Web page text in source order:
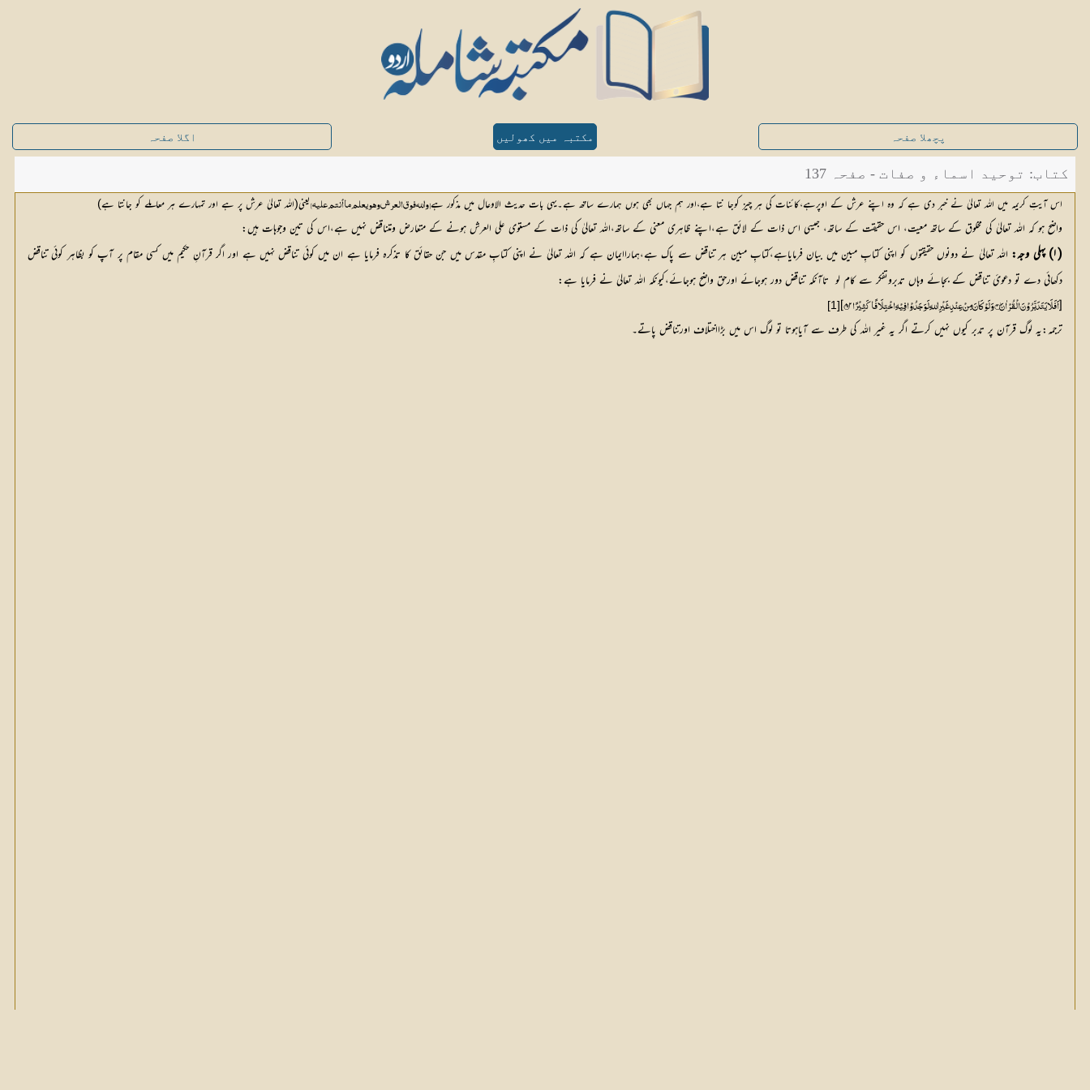
پچھلا صفحہ مکتبہ میں کھولیں اگلا صفحہ
کتاب: توحید اسماء و صفات - صفحہ 137
اس آیتِ کریمہ میں اللہ تعالیٰ نے خبر دی ہے کہ وہ اپنے عرش کے اوپرہے،کائنات کی ہر چیز کوجا نتا ہے،اور ہم جہاں بھی ہوں ہمارے ساتھ ہے۔یہی بات حدیث الاوعال میں مذکور ہے[وﷲ فوق العرش وھو یعلم ما أنتم علیہ]یعنی(اللہ تعالیٰ عرش پر ہے اور تمہارے ہر معاملے کو جانتا ہے)
واضح ہو کہ اللہ تعالیٰ کی مخلوق کے ساتھ معیت، اس حقیقت کے ساتھ، جیسی اس ذات کے لائق ہے،اپنے ظاہری معنی کے ساتھ،اللہ تعالیٰ کی ذات کے مستوی علی العرش ہونے کے متعارض ومتناقض نہیں ہے،اس کی تین وجوہات ہیں:
(۱) پہلی وجہ:
دکھائی دے تو دعویٔ تناقض کے بجائے وہاں تدبروتفکر سے کام لو  تاآنکہ تناقض دور ہوجائے اورحق واضح ہوجائے،کیونکہ اللہ تعالیٰ نے فرمایا ہے:
[اَفَلَا يَتَدَبَّرُوْنَ الْقُرْاٰنَ۝۰ ۸۲]
[1]
ترجمہ:یہ لوگ قرآن پر تدبر کیوں نہیں کرتے اگر یہ غیر اللہ کی طرف سے آیاہوتا تو لوگ اس میں بڑااختلاف اورتناقض پاتے۔